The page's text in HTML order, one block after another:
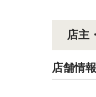
店主
店舗情報